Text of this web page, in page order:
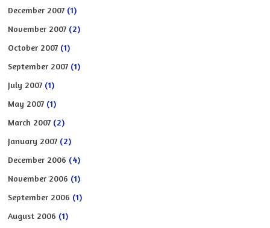
December 2007 (1)
November 2007 (2)
October 2007 (1)
September 2007 (1)
July 2007 (1)
May 2007 (1)
March 2007 (2)
January 2007 (2)
December 2006 (4)
November 2006 (1)
September 2006 (1)
August 2006 (1)